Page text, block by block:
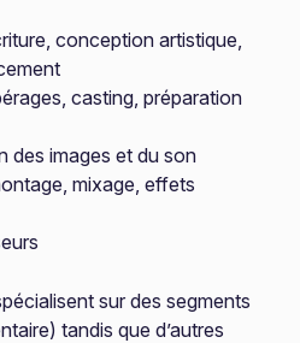
conception artistique,
casting, préparation
des images et du son
mixage, effets
sur des segments
tandis que d’autres